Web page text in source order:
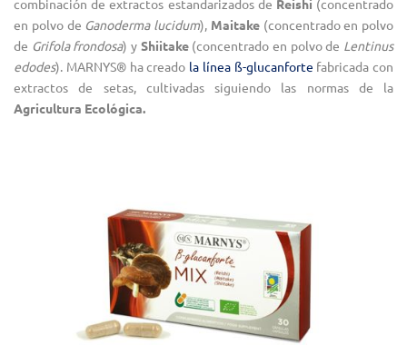
combinación de extractos estandarizados de Reishi (concentrado
en polvo de Ganoderma lucidum), Maitake(concentrado en polvo
de Grifola frondosa) y Shiitake(concentrado en polvo de Lentinus
edodes). MARNYS® ha creado la línea ß-glucanforte fabricada con
extractos de setas, cultivadas siguiendo las normas de la
Agricultura Ecológica.